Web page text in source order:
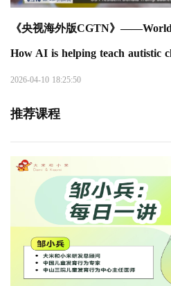
《央视海外版CGTN》
How AI is helping teach autistic
2026-04-10 18:25:50
推荐课程